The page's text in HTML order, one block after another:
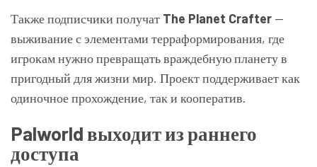
Также подписчики получат The Planet Crafter —
выживание с элементами терраформирования, где
игрокам нужно превращать враждебную планету в
пригодный для жизни мир. Проект поддерживает как
одиночное прохождение, так и кооператив.
Palworld выходит из раннего
доступа